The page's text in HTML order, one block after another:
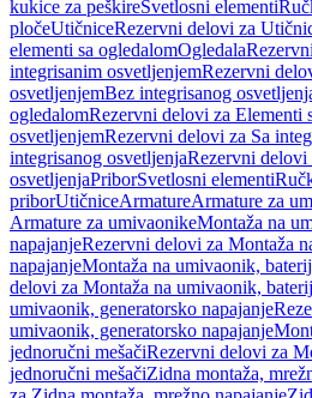
kukice za peškireSvetlosni elementi
pločeUtičniceRezervni delovi za
elementi sa ogledalomOgledala
integrisanim osvetljenjemRezervni
osvetljenjemBez integrisanog
ogledalomRezervni delovi za Elementi
osvetljenjemRezervni delovi za Sa
integrisanog osvetljenjaRezervni delovi
osvetljenjaPriborSvetlosni elementi
priborUtičniceArmatureArmature za
Armature za umivaonikeMontaža na
napajanjeRezervni delovi za Montaža
napajanjeMontaža na umivaonik,
delovi za Montaža na umivaonik,
umivaonik, generatorsko napajanje
umivaonik, generatorsko napajanje
jednoručni mešačiRezervni delovi za
jednoručni mešačiZidna montaža,